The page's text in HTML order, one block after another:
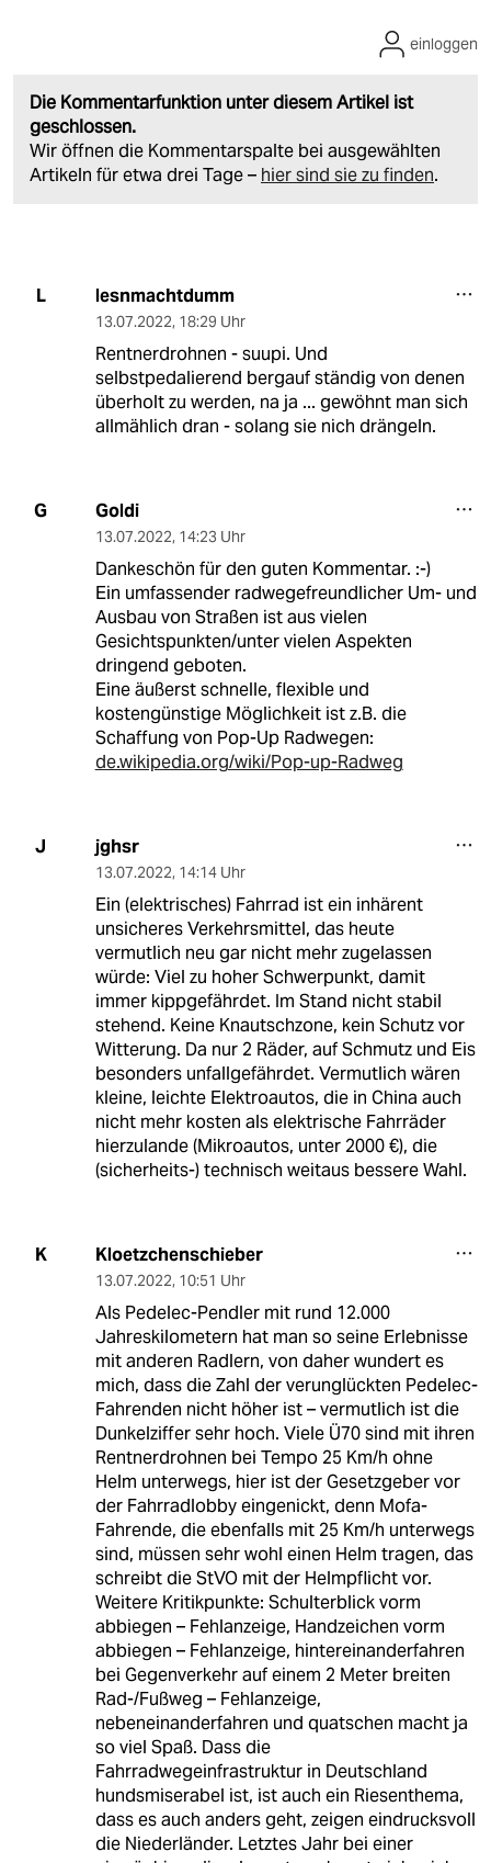
Die Kommentarfunktion unter diesem Artikel ist
geschlossen.
Wir öffnen die Kommentarspalte bei ausgewählten
Artikeln für etwa drei Tage – hier sind sie zu finden.
einloggen
L lesnmachtdumm
13.07.2022, 18:29 Uhr
Rentnerdrohnen - suupi. Und
selbstpedalierend bergauf ständig von denen
überholt zu werden, na ja ... gewöhnt man sich
allmählich dran - solang sie nich drängeln.
G Goldi
13.07.2022, 14:23 Uhr
Dankeschön für den guten Kommentar. :-)
Ein umfassender radwegefreundlicher Um- und
Ausbau von Straßen ist aus vielen
Gesichtspunkten/unter vielen Aspekten
dringend geboten.
Eine äußerst schnelle, flexible und
kostengünstige Möglichkeit ist z.B. die
Schaffung von Pop-Up Radwegen:
de.wikipedia.org/wiki/Pop-up-Radweg
J jghsr
13.07.2022, 14:14 Uhr
Ein (elektrisches) Fahrrad ist ein inhärent
unsicheres Verkehrsmittel, das heute
vermutlich neu gar nicht mehr zugelassen
würde: Viel zu hoher Schwerpunkt, damit
immer kippgefährdet. Im Stand nicht stabil
stehend. Keine Knautschzone, kein Schutz vor
Witterung. Da nur 2 Räder, auf Schmutz und Eis
besonders unfallgefährdet. Vermutlich wären
kleine, leichte Elektroautos, die in China auch
nicht mehr kosten als elektrische Fahrräder
hierzulande (Mikroautos, unter 2000 €), die
(sicherheits-) technisch weitaus bessere Wahl.
K Kloetzchenschieber
13.07.2022, 10:51 Uhr
Als Pedelec-Pendler mit rund 12.000
Jahreskilometern hat man so seine Erlebnisse
mit anderen Radlern, von daher wundert es
mich, dass die Zahl der verunglückten Pedelec-
Fahrenden nicht höher ist – vermutlich ist die
Dunkelziffer sehr hoch. Viele Ü70 sind mit ihren
Rentnerdrohnen bei Tempo 25 Km/h ohne
Helm unterwegs, hier ist der Gesetzgeber vor
der Fahrradlobby eingenickt, denn Mofa-
Fahrende, die ebenfalls mit 25 Km/h unterwegs
sind, müssen sehr wohl einen Helm tragen, das
schreibt die StVO mit der Helmpflicht vor.
Weitere Kritikpunkte: Schulterblick vorm
abbiegen – Fehlanzeige, Handzeichen vorm
abbiegen – Fehlanzeige, hintereinanderfahren
bei Gegenverkehr auf einem 2 Meter breiten
Rad-/Fußweg – Fehlanzeige,
nebeneinanderfahren und quatschen macht ja
so viel Spaß. Dass die
Fahrradwegeinfrastruktur in Deutschland
hundsmiserabel ist, ist auch ein Riesenthema,
dass es auch anders geht, zeigen eindrucksvoll
die Niederländer. Letztes Jahr bei einer